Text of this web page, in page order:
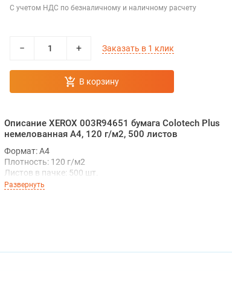
С учетом НДС по безналичному и наличному расчету
− + Заказать в 1 клик
В корзину
Описание XEROX 003R94651 бумага Colotech Plus
немелованная А4, 120 г/м2, 500 листов
Формат: А4
Плотность: 120 г/м2
Листов в пачке: 500 шт.
Белизна: 170 ± 3 CIE
Развернуть